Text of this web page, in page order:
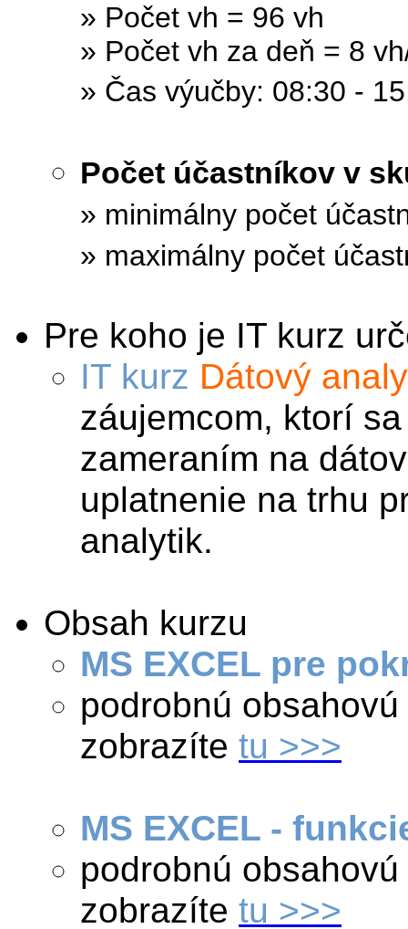
» Počet vh = 96 vh
» Počet vh za deň = 8
» Čas výučby: 08:30 -
Počet účastníkov v
» minimálny počet
» maximálny počet
Pre koho je IT kurz
IT kurz Dátový
záujemcom, ktorí
zameraním na
uplatnenie na trhu
analytik.
Obsah kurzu
MS EXCEL pre
podrobnú
zobrazíte tu >>>
MS EXCEL -
podrobnú
zobrazíte tu >>>